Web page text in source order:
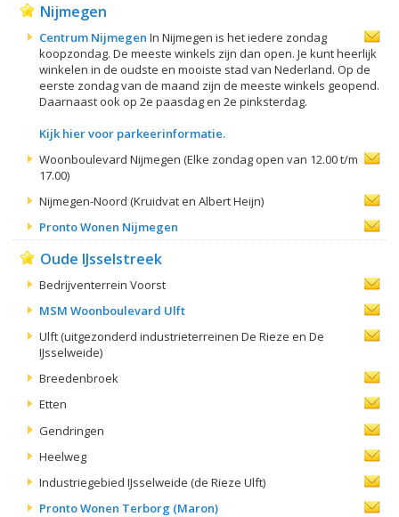
Nijmegen
Centrum Nijmegen In Nijmegen is het iedere zondag
koopzondag. De meeste winkels zijn dan open. Je kunt heerlijk
winkelen in de oudste en mooiste stad van Nederland. Op de
eerste zondag van de maand zijn de meeste winkels geopend.
Daarnaast ook op 2e paasdag en 2e pinksterdag.
Kijk hier voor parkeerinformatie.
Woonboulevard Nijmegen (Elke zondag open van 12.00 t/m
17.00)
Nijmegen-Noord (Kruidvat en Albert Heijn)
Pronto Wonen Nijmegen
Oude IJsselstreek
Bedrijventerrein Voorst
MSM Woonboulevard Ulft
Ulft (uitgezonderd industrieterreinen De Rieze en De
IJsselweide)
Breedenbroek
Etten
Gendringen
Heelweg
Industriegebied IJsselweide (de Rieze Ulft)
Pronto Wonen Terborg (Maron)